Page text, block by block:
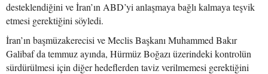
desteklendiğini ve İran’ın ABD’yi anlaşmaya bağlı kalmaya teşvik
etmesi gerektiğini söyledi.
İran’ın başmüzakerecisi ve Meclis Başkanı Muhammed Bakır
Galibaf da temmuz ayında, Hürmüz Boğazı üzerindeki kontrolün
sürdürülmesi için diğer hedeflerden taviz verilmemesi gerektiğini